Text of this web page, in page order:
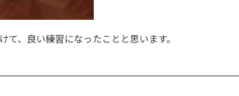
て、良い練習になったことと思います。